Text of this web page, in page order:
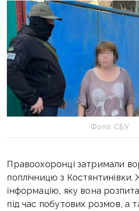
Фото: СБУ
Правоохоронці затримали
поплічницю з Костянтинівки.
інформацію, яку вона
під час побутових розмов, а